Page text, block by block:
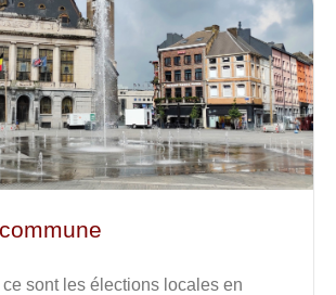
ce sont les élections locales en